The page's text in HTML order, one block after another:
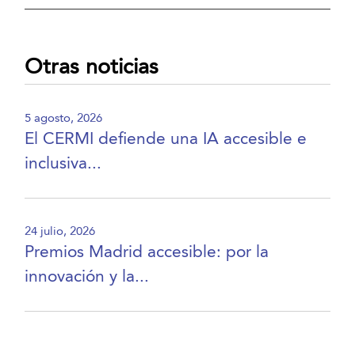
Otras noticias
5 agosto, 2026
El CERMI defiende una IA accesible e
inclusiva...
24 julio, 2026
Premios Madrid accesible: por la
innovación y la...